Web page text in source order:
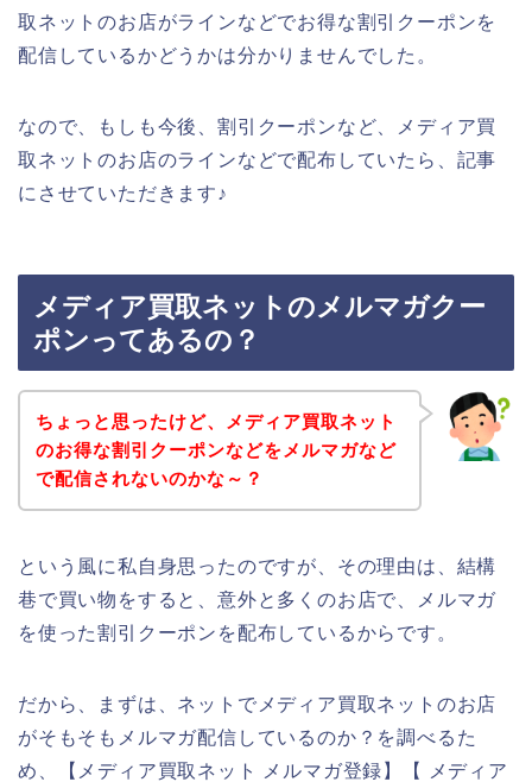
取ネットのお店がラインなどでお得な割引クーポンを
配信しているかどうかは分かりませんでした。
なので、もしも今後、割引クーポンなど、メディア買
取ネットのお店のラインなどで配布していたら、記事
にさせていただきます♪
メディア買取ネットのメルマガクー
ポンってあるの？
ちょっと思ったけど、メディア買取ネット
のお得な割引クーポンなどをメルマガなど
で配信されないのかな～？
という風に私自身思ったのですが、その理由は、結構
巷で買い物をすると、意外と多くのお店で、メルマガ
を使った割引クーポンを配布しているからです。
だから、まずは、ネットでメディア買取ネットのお店
がそもそもメルマガ配信しているのか？を調べるた
め、【メディア買取ネット メルマガ登録】【 メディア